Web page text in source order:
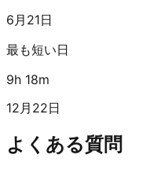
6月21日
最も短い日
9h 18m
12月22日
よくある質問